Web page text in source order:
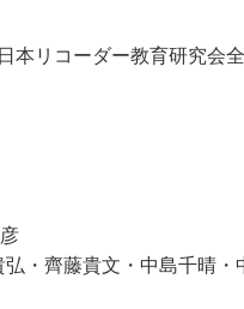
本リコーダー教育研究会
齊藤貴文・中島千晴・